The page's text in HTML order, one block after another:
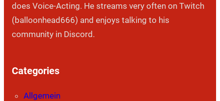
does Voice-Acting. He streams very often on Twitch
(balloonhead666) and enjoys talking to his
community in Discord.
Categories
Allgemein